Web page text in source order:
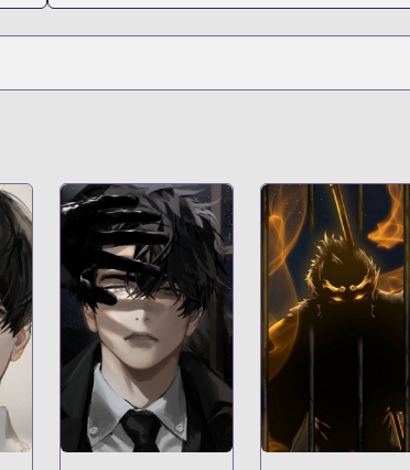
duzhe/list?title_no=2089
reader/list?title_no=2106